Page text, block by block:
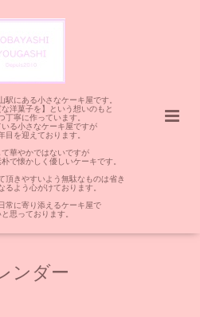
駅にある小さなケーキ屋です。
な洋菓子を】という想いのもと
丁寧に作っています。
る小さなケーキ屋ですが
目を迎えております。
て華やかではないですが
で懐かしく優しいケーキです。
頂きやすいよう無駄なものは省き
るよう心がけております。
常に寄り添えるケーキ屋で
思っております。
ンダー